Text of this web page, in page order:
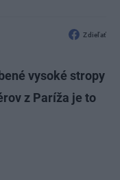
Zdieľať
vysoké stropy
z Paríža je to